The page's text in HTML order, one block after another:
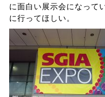
に面白い展示会になって
に行ってほしい。